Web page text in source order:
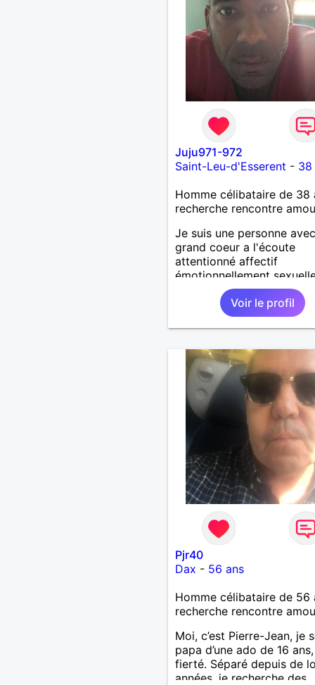
Juju971-972
Saint-Leu-d'Esserent - 38
Homme célibataire de 38
recherche rencontre
Je suis une personne
grand coeur a l'écoute
attentionné affectif
émotionnellement
joyeux drôle amusant a
Voir le profil
Pjr40
Dax - 56 ans
Homme célibataire de 56
recherche rencontre
Moi, c’est Pierre-Jean, je
papa d’une ado de 16
fierté. Séparé depuis de
années, je recherche des